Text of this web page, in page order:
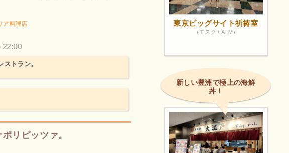
ア料理店
22:00
トラン。
リピッツァ。
東京ビッグサイト祈祷室
（モスク / ATM）
新しい豊洲で極上の海鮮
丼！